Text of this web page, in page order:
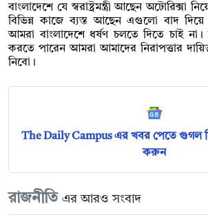
বাংলাদেশে যে স্বরাষ্ট্রমন্ত্রী আছেন অটোরিক্সা
বিভিন্ন কাজে ব্যস্ত আছেন এগুলো বাদ দিয়ে
আমরা বাংলাদেশে ধর্ষণ চলতে দিতে চাই
করতে পারেন আমরা আমাদের নিরাপত্তার
নিবো।
The Daily Campus এর খবর পেতে গুগল
করুন
রাজনীতি এর আরও সংবাদ